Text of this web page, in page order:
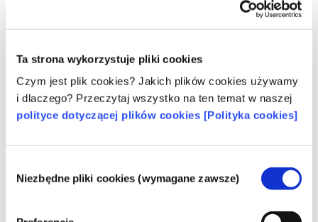
Ta strona wykorzystuje pliki cookies
Czym jest plik cookies? Jakich plików cookies używamy
i dlaczego? Przeczytaj wszystko na ten temat w naszej
polityce dotyczącej plików cookies [Polityka cookies]
zgody
Niezbędne pliki cookies (wymagane zawsze)
Składniki kosmetyków podlegają regulacjom
prawnym. Należy pamiętać, że w przypadku
składników kosmetycznych, poza UE mogą
obowiązywać inne przepisy.
Poznaj swoje kosmetyki